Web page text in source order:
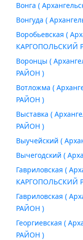
Вонга (
Вонгуда (
Воробьевская (
КАРГОПОЛЬСКИЙ
Воронцы (
РАЙОН )
Вотложма (
РАЙОН )
Выставка (
РАЙОН )
Выучейский (
Вычегодский (
Гавриловская (
КАРГОПОЛЬСКИЙ
Гавриловская (
РАЙОН )
Георгиевская (
РАЙОН )